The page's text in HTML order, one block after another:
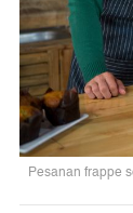
Pesanan frappe